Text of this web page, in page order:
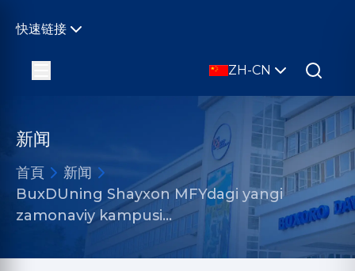
快速链接
ZH-CN
新闻
首頁
新闻
BuxDUning Shayxon MFYdagi yangi
zamonaviy kampusi…